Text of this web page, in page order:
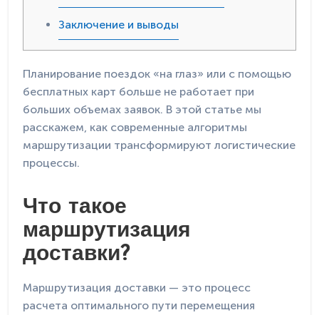
Заключение и выводы
Планирование поездок «на глаз» или с помощью
бесплатных карт больше не работает при
больших объемах заявок. В этой статье мы
расскажем, как современные алгоритмы
маршрутизации трансформируют логистические
процессы.
Что такое
маршрутизация
доставки?
Маршрутизация доставки — это процесс
расчета оптимального пути перемещения